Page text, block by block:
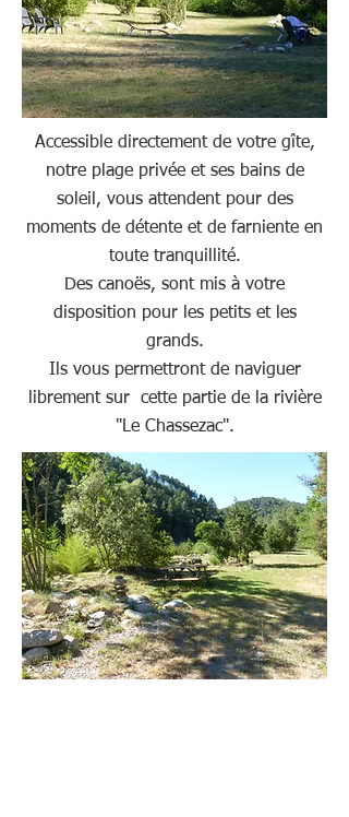
Accessible directement de votre gîte,
notre plage privée et ses bains de
soleil, vous attendent pour des
moments de détente et de farniente en
toute tranquillité.
Des canoës, sont mis à votre
disposition pour les petits et les
grands.
Ils vous permettront de naviguer
librement sur cette partie de la rivière
"Le Chassezac".